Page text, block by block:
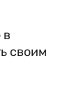
в
своим